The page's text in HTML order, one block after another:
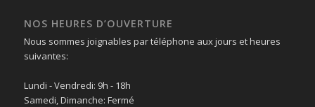
NOS HEURES D’OUVERTURE
Nous sommes joignables par téléphone aux jours et heures
suivantes:
Lundi - Vendredi: 9h - 18h
Samedi, Dimanche: Fermé